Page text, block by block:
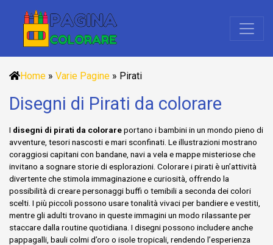
Home » Varie Pagine » Pirati
Disegni di Pirati da colorare
I disegni di pirati da colorareportano i bambini in un mondo pieno di
avventure, tesori nascosti e mari sconfinati. Le illustrazioni mostrano
coraggiosi capitani con bandane, navi a vela e mappe misteriose che
invitano a sognare storie di esplorazioni. Colorare i pirati è un’attività
divertente che stimola immaginazione e curiosità, offrendo la
possibilità di creare personaggi buffi o temibili a seconda dei colori
scelti. I più piccoli possono usare tonalità vivaci per bandiere e vestiti,
mentre gli adulti trovano in queste immagini un modo rilassante per
staccare dalla routine quotidiana. I disegni possono includere anche
pappagalli, bauli colmi d’oro o isole tropicali, rendendo l’esperienza